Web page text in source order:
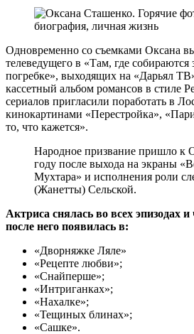
Одновременно со съемками Оксана
телеведущего в «Там, где
погребке», выходящих на «Дарьял
кассетный альбом романсов в стиле
сериалов пригласили поработать в
кинокартинами «Перестройка»,
то, что кажется».
Народное призвание пришло к
году после выхода на экраны
Мухтара» и исполнения роли
(Жанетты) Сельской.
Актриса снялась во всех эпизодах и
после него появилась в:
«Дворняжке Ляле»
«Рецепте любви»;
«Снайперше»;
«Интриганках»;
«Нахалке»;
«Тещиных блинах»;
«Сашке».